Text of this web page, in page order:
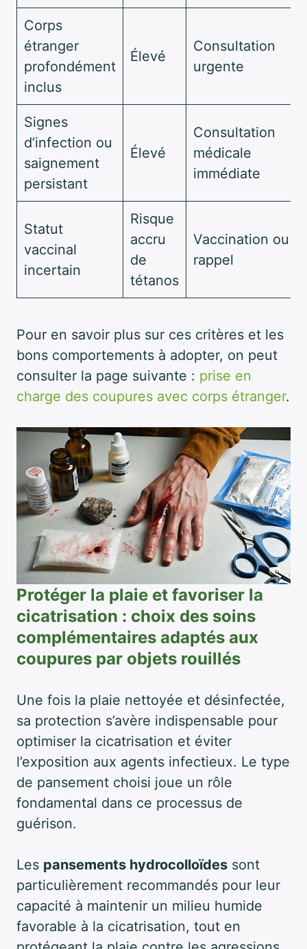
Corps
étranger
profondément
inclus
Élevé
Consultation
urgente
Signes
d’infection ou
saignement
persistant
Élevé
Consultation
médicale
immédiate
Statut
vaccinal
incertain
Risque
accru
de
tétanos
Vaccination ou
rappel
Pour en savoir plus sur ces critères et les
bons comportements à adopter, on peut
consulter la page suivante : prise en
charge des coupures avec corps étranger.
Protéger la plaie et favoriser la
cicatrisation : choix des soins
complémentaires adaptés aux
coupures par objets rouillés
Une fois la plaie nettoyée et désinfectée,
sa protection s’avère indispensable pour
optimiser la cicatrisation et éviter
l’exposition aux agents infectieux. Le type
de pansement choisi joue un rôle
fondamental dans ce processus de
guérison.
Les pansements hydrocolloïdes sont
particulièrement recommandés pour leur
capacité à maintenir un milieu humide
favorable à la cicatrisation, tout en